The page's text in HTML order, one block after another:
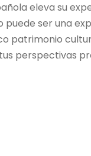
eleva su
ser una
patrimonio
perspectivas